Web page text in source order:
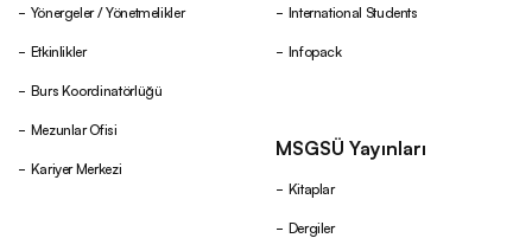
Yönergeler / Yönetmelikler
Etkinlikler
Burs Koordinatörlüğü
Mezunlar Ofisi
Kariyer Merkezi
International Students
Infopack
MSGSÜ Yayınları
Kitaplar
Dergiler